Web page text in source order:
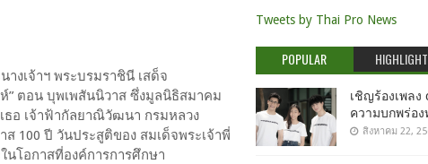
งเจ้าฯ พระบรมราชินี เสด็จ
” ตอน บุพเพสันนิวาส ซึ่งมูลนิธิสมาคม
ธอ เจ้าฟ้ากัลยาณิวัฒนา กรมหลวง
100 ปี วันประสูติของ สมเด็จพระเจ้าพี่
นโอกาสที่องค์การการศึกษา
Tweets by Thai Pro News
POPULAR HIGHLIGHT
เชิญร้องเพลง
ความบกพร่อ
สิงหาคม 22,